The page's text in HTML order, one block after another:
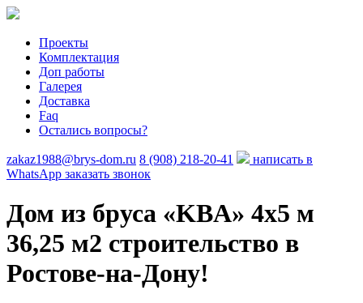
Проекты
Комплектация
Доп работы
Галерея
Доставка
Faq
Остались вопросы?
zakaz1988@brys-dom.ru 8 (908) 218-20-41
написать в
WhatsApp заказать звонок
Дом из бруса «KBA» 4х5 м
36,25 м2 строительство в
Ростове-на-Дону!